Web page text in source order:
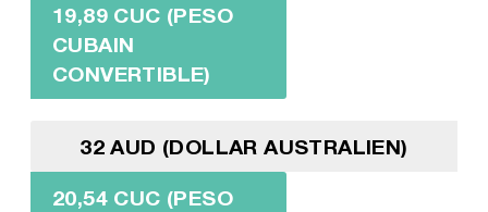
19,89 CUC (PESO
CUBAIN
CONVERTIBLE)
32 AUD (DOLLAR AUSTRALIEN)
20,54 CUC (PESO